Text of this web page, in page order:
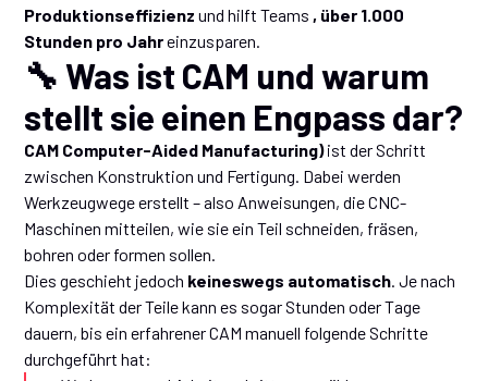
Produktionseffizienz und hilft Teams , über 1.000
Stunden pro Jahreinzusparen.
🔧 Was ist CAM und warum
stellt sie einen Engpass dar?
CAM Computer-Aided Manufacturing)ist der Schritt
zwischen Konstruktion und Fertigung. Dabei werden
Werkzeugwege erstellt – also Anweisungen, die CNC-
Maschinen mitteilen, wie sie ein Teil schneiden, fräsen,
bohren oder formen sollen.
Dies geschieht jedoch keineswegs automatisch . Je nach
Komplexität der Teile kann es sogar Stunden oder Tage
dauern, bis ein erfahrener CAM manuell folgende Schritte
durchgeführt hat: